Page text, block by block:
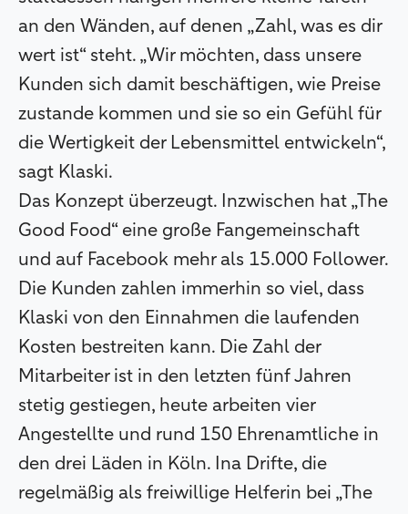
an den Wänden, auf denen „Zahl, was es dir
wert ist“ steht. „Wir möchten, dass unsere
Kunden sich damit beschäftigen, wie Preise
zustande kommen und sie so ein Gefühl für
die Wertigkeit der Lebensmittel entwickeln“,
sagt Klaski.
Das Konzept überzeugt. Inzwischen hat „The
Good Food“ eine große Fangemeinschaft
und auf Facebook mehr als 15.000 Follower.
Die Kunden zahlen immerhin so viel, dass
Klaski von den Einnahmen die laufenden
Kosten bestreiten kann. Die Zahl der
Mitarbeiter ist in den letzten fünf Jahren
stetig gestiegen, heute arbeiten vier
Angestellte und rund 150 Ehrenamtliche in
den drei Läden in Köln. Ina Drifte, die
regelmäßig als freiwillige Helferin bei „The